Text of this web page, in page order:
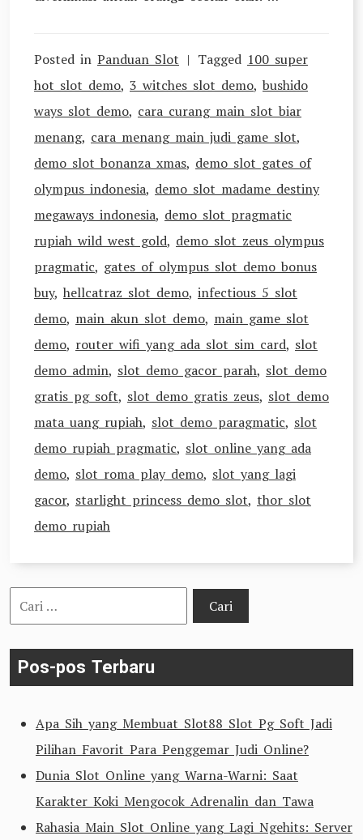
Posted in Panduan Slot Tagged 100 super
hot slot demo, 3 witches slot demo, bushido
ways slot demo, cara curang main slot biar
menang, cara menang main judi game slot,
demo slot bonanza xmas, demo slot gates of
olympus indonesia, demo slot madame destiny
megaways indonesia, demo slot pragmatic
rupiah wild west gold, demo slot zeus olympus
pragmatic, gates of olympus slot demo bonus
buy, hellcatraz slot demo, infectious 5 slot
demo, main akun slot demo, main game slot
demo, router wifi yang ada slot sim card, slot
demo admin, slot demo gacor parah, slot demo
gratis pg soft, slot demo gratis zeus, slot demo
mata uang rupiah, slot demo paragmatic, slot
demo rupiah pragmatic, slot online yang ada
demo, slot roma play demo, slot yang lagi
gacor, starlight princess demo slot, thor slot
demo rupiah
Cari
untuk:
Pos-pos Terbaru
Apa Sih yang Membuat Slot88 Slot Pg Soft Jadi
Pilihan Favorit Para Penggemar Judi Online?
Dunia Slot Online yang Warna-Warni: Saat
Karakter Koki Mengocok Adrenalin dan Tawa
Rahasia Main Slot Online yang Lagi Ngehits: Server